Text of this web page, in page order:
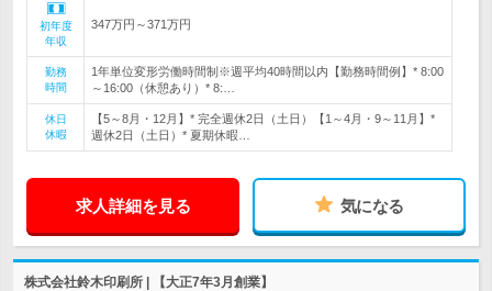
初年度
年収
347万円～371万円
勤務
時間
1年単位変形労働時間制※週平均40時間以内【勤務時間例】* 8:00
～16:00（休憩あり）* 8:…
休日
休暇
【5～8月・12月】* 完全週休2日（土日）【1～4月・9～11月】*
週休2日（土日）* 夏期休暇…
求人詳細を見る 気になる
株式会社鈴木印刷所 | 【大正7年3月創業】